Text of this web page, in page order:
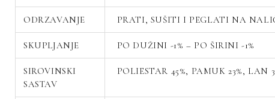
ODRZAVANJE PRATI, SUŠITI I PEGLATI NA
SKUPLJANJE PO DUŽINI -1% – PO ŠIRINI -1%
SIROVINSKI
SASTAV
POLIESTAR 45%, PAMUK 23%, LAN